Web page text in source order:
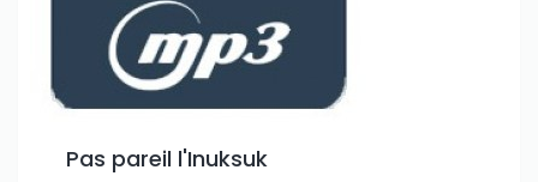
Pas pareil l'Inuksuk